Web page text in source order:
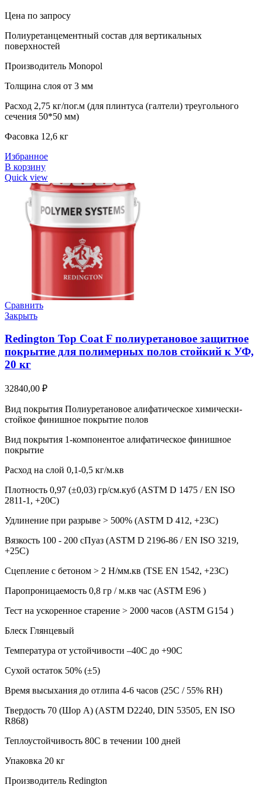
Цена по запросу
Полиуретанцементный состав для вертикальных
поверхностей
Производитель Monopol
Толщина слоя от 3 мм
Расход 2,75 кг/пог.м (для плинтуса (галтели) треугольного
сечения 50*50 мм)
Фасовка 12,6 кг
Избранное
В корзину
Quick view
Сравнить
Закрыть
Redington Top Coat F полиуретановое защитное
покрытие для полимерных полов стойкий к УФ,
20 кг
32840,00 ₽
Вид покрытия Полиуретановое алифатическое химически-
стойкое финишное покрытие полов
Вид покрытия 1-компонентое алифатическое финишное
покрытие
Расход на слой 0,1-0,5 кг/м.кв
Плотность 0,97 (±0,03) гр/см.куб (ASTM D 1475 / EN ISO
2811-1, +20C)
Удлинение при разрыве > 500% (ASTM D 412, +23C)
Вязкость 100 - 200 сПуаз (ASTM D 2196-86 / EN ISO 3219,
+25C)
Сцепление с бетоном > 2 Н/мм.кв (TSE EN 1542, +23C)
Паропроницаемость 0,8 гр / м.кв час (ASTM E96 )
Тест на ускоренное старение > 2000 часов (ASTM G154 )
Блеск Глянцевый
Температура от устойчивости –40C до +90C
Сухой остаток 50% (±5)
Время высыхания до отлипа 4-6 часов (25C / 55% RH)
Твердость 70 (Шор A) (ASTM D2240, DIN 53505, EN ISO
R868)
Теплоустойчивость 80C в течении 100 дней
Упаковка 20 кг
Производитель Redington